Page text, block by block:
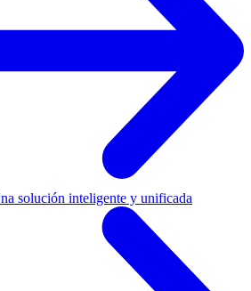
solución inteligente y unificada